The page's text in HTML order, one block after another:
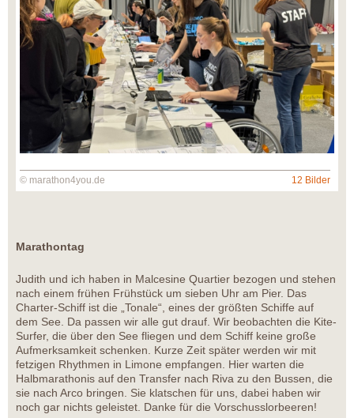
© marathon4you.de 12 Bilder
Marathontag
Judith und ich haben in Malcesine Quartier bezogen und stehen
nach einem frühen Frühstück um sieben Uhr am Pier. Das
Charter-Schiff ist die „Tonale“, eines der größten Schiffe auf
dem See. Da passen wir alle gut drauf. Wir beobachten die Kite-
Surfer, die über den See fliegen und dem Schiff keine große
Aufmerksamkeit schenken. Kurze Zeit später werden wir mit
fetzigen Rhythmen in Limone empfangen. Hier warten die
Halbmarathonis auf den Transfer nach Riva zu den Bussen, die
sie nach Arco bringen. Sie klatschen für uns, dabei haben wir
noch gar nichts geleistet. Danke für die Vorschusslorbeeren!